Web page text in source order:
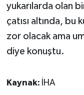
yukarılarda olan
çatısı altında, bu
zor olacak ama
diye konuştu.
Kaynak: İHA